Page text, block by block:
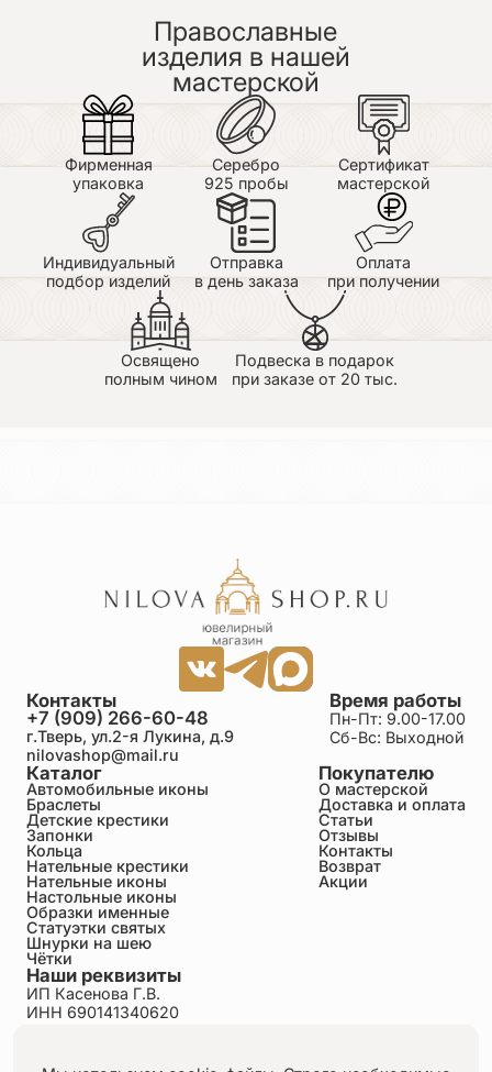
Православные
изделия в нашей
мастерской
Фирменная
упаковка
Серебро
925 пробы
Сертификат
мастерской
Индивидуальный
подбор изделий
Отправка
в день заказа
Оплата
при получении
Освящено
полным чином
Подвеска в подарок
при заказе от 20 тыс.
Каталог
Автомобильные иконы
Браслеты
Детские крестики
Запонки
Кольца
Нательные крестики
Нательные иконы
Настольные иконы
Образки именные
Статуэтки святых
Шнурки на шею
Чётки
Покупателю
О мастерской
Доставка и оплата
Статьи
Отзывы
Контакты
Возврат
Акции
Время работы
Пн-Пт: 9.00-17.00
Сб-Вс: Выходной
Контакты
+7 (909) 266-60-48
г.Тверь, ул.2-я Лукина, д.9
nilovashop@mail.ru
Наши реквизиты
ИП Касенова Г.В.
ИНН 690141340620
Пользовательское соглашение